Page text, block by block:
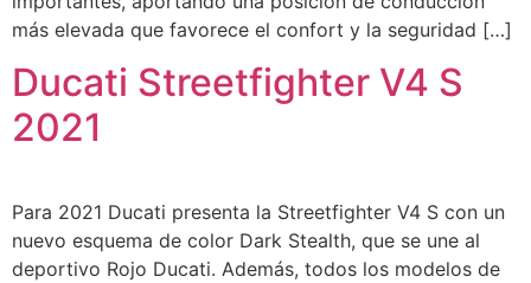
más elevada que favorece el confort y la seguridad […]
Ducati Streetfighter V4 S
2021
Para 2021 Ducati presenta la Streetfighter V4 S con un
nuevo esquema de color Dark Stealth, que se une al
deportivo Rojo Ducati. Además, todos los modelos de